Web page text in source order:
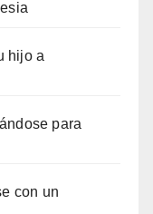
hijo a
para
con un